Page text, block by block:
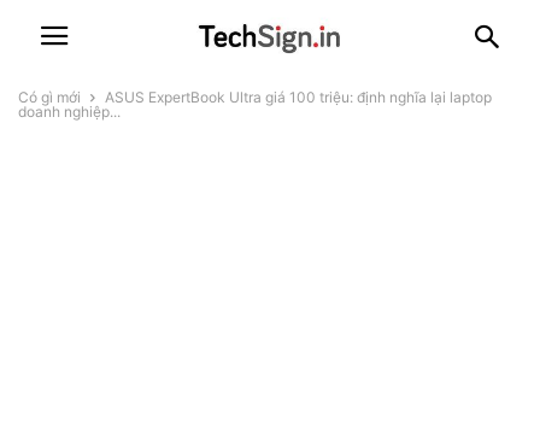
Có gì mới
ASUS ExpertBook Ultra giá 100 triệu: định nghĩa lại laptop
doanh nghiệp...